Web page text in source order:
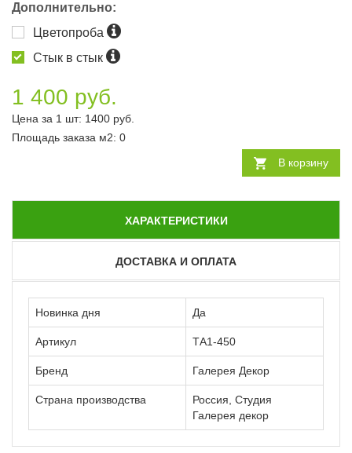
Дополнительно:
Цветопроба
Стык в стык
1 400 руб.
Цена за 1 шт: 1400 руб.
Площадь заказа м2: 0
В корзину
ХАРАКТЕРИСТИКИ
ДОСТАВКА И ОПЛАТА
Новинка дня Да
Артикул ТА1-450
Бренд Галерея Декор
Страна производства
Россия, Студия
Галерея декор